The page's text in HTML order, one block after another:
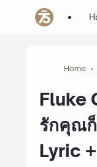
Home
Fluke
รักคุณ
Lyric